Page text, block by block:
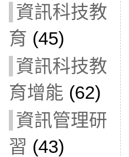
資訊科技教
育 (45)
資訊科技教
育增能 (62)
資訊管理研
習 (43)